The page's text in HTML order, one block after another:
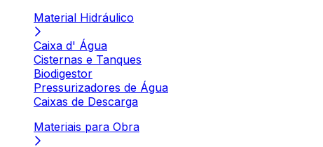
Material Hidráulico
Caixa d' Água
Cisternas e Tanques
Biodigestor
Pressurizadores de Água
Caixas de Descarga
Materiais para Obra